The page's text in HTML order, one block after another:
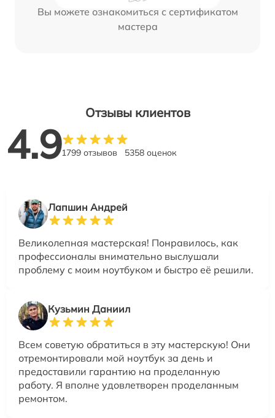
Вы можете ознакомиться с сертификатом
мастера
Отзывы клиентов
4.91799 отзывов 5358 оценок
Лапшин Андрей
Великолепная мастерская! Понравилось, как
профессионалы внимательно выслушали
проблему с моим ноутбуком и быстро её решили.
Кузьмин Даниил
Всем советую обратиться в эту мастерскую! Они
отремонтировали мой ноутбук за день и
предоставили гарантию на проделанную
работу. Я вполне удовлетворен проделанным
ремонтом.